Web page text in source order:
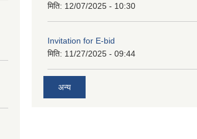
मिति: 12/07/2025 - 10:30
Invitation for E-bid
मिति: 11/27/2025 - 09:44
अन्य